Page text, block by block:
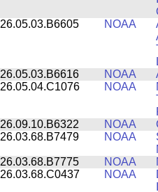
26.05.03.B6605
NOAA
26.05.03.B6616
NOAA
26.05.04.C1076
NOAA
26.09.10.B6322
NOAA
26.03.68.B7479 NOAA
26.03.68.B7775
NOAA
26.03.68.C0437
NOAA